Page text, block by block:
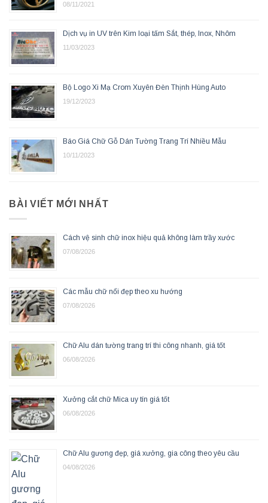
08/11/2021
Dịch vụ in UV trên Kim loại tấm Sắt, thép, Inox, Nhôm
11/03/2023
Bộ Logo Xi Mạ Crom Xuyên Đèn Thịnh Hùng Auto
19/12/2023
Báo Giá Chữ Gỗ Dán Tường Trang Trí Nhiều Mẫu
10/11/2023
BÀI VIẾT MỚI NHẤT
Cách vệ sinh chữ inox hiệu quả không làm trầy xước
07/08/2026
Các mẫu chữ nổi đẹp theo xu hướng
07/08/2026
Chữ Alu dán tường trang trí thi công nhanh, giá tốt
06/08/2026
Xưởng cắt chữ Mica uy tín giá tốt
06/08/2026
Chữ Alu gương đẹp, giá xưởng, gia công theo yêu cầu
04/08/2026